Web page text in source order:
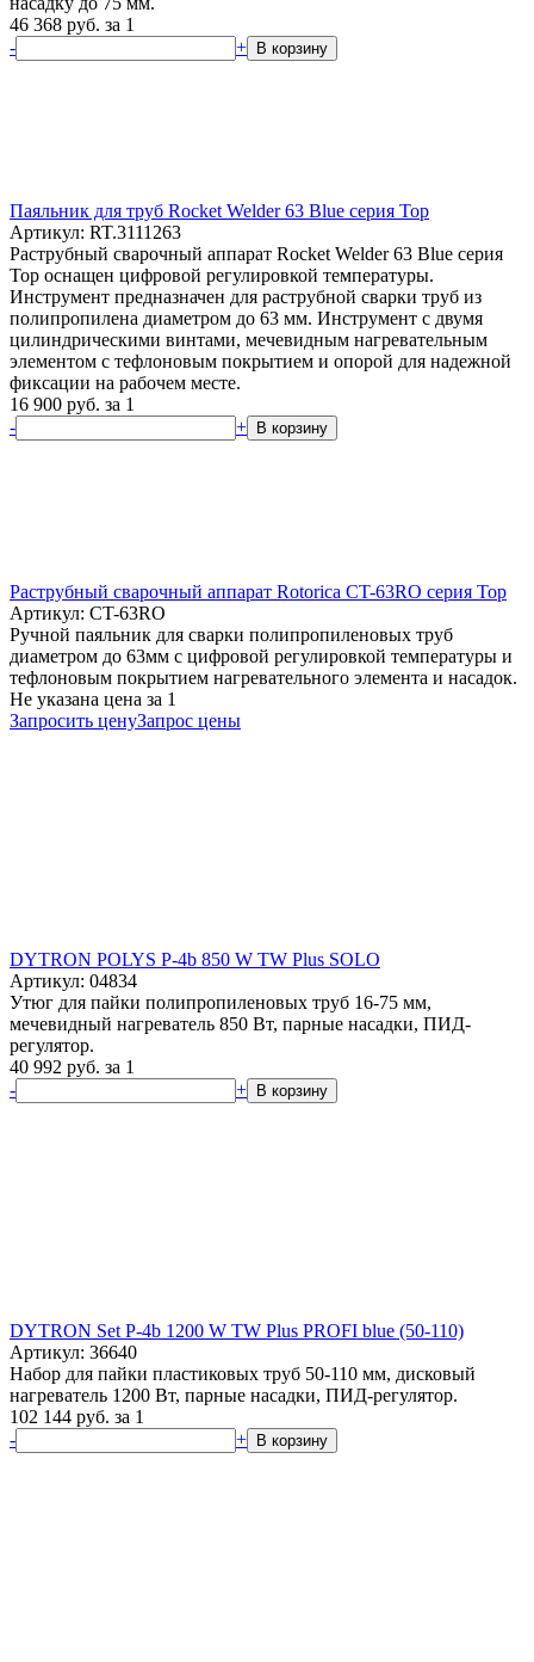
46 368 руб. за 1
-
+ В корзину
Паяльник для труб Rocket Welder 63 Blue серия Top
Артикул: RT.3111263
Раструбный сварочный аппарат Rocket Welder 63 Blue серия
Top оснащен цифровой регулировкой температуры.
Инструмент предназначен для раструбной сварки труб из
полипропилена диаметром до 63 мм. Инструмент с двумя
цилиндрическими винтами, мечевидным нагревательным
элементом с тефлоновым покрытием и опорой для надежной
фиксации на рабочем месте.
16 900 руб. за 1
-
+ В корзину
Раструбный сварочный аппарат Rotorica CT-63RO серия Top
Артикул: CT-63RO
Ручной паяльник для сварки полипропиленовых труб
диаметром до 63мм с цифровой регулировкой температуры и
тефлоновым покрытием нагревательного элемента и насадок.
Не указана цена за 1
Запросить ценуЗапрос цены
DYTRON POLYS P-4b 850 W TW Plus SOLO
Артикул: 04834
Утюг для пайки полипропиленовых труб 16-75 мм,
мечевидный нагреватель 850 Вт, парные насадки, ПИД-
регулятор.
40 992 руб. за 1
-
+ В корзину
DYTRON Set P-4b 1200 W TW Plus PROFI blue (50-110)
Артикул: 36640
Набор для пайки пластиковых труб 50-110 мм, дисковый
нагреватель 1200 Вт, парные насадки, ПИД-регулятор.
102 144 руб. за 1
-
+ В корзину